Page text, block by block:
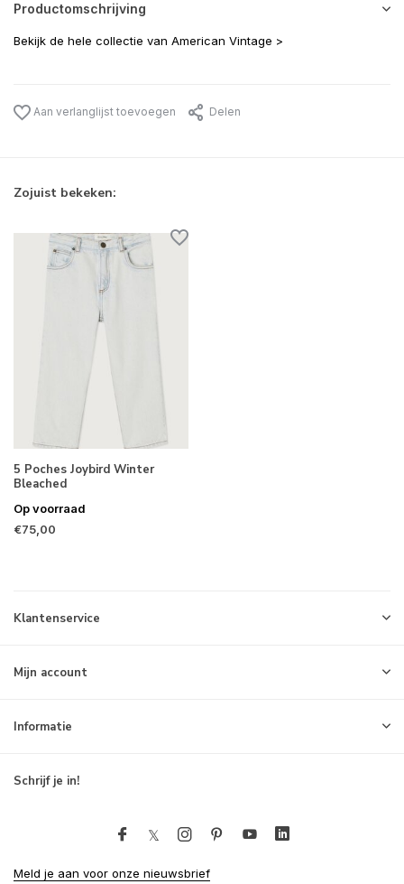
Productomschrijving
Bekijk de hele collectie van American Vintage >
Aan verlanglijst toevoegen Delen
Zojuist bekeken:
5 Poches Joybird Winter
Bleached
Op voorraad
€75,00
Klantenservice
Mijn account
Informatie
Schrijf je in!
Meld je aan voor onze nieuwsbrief